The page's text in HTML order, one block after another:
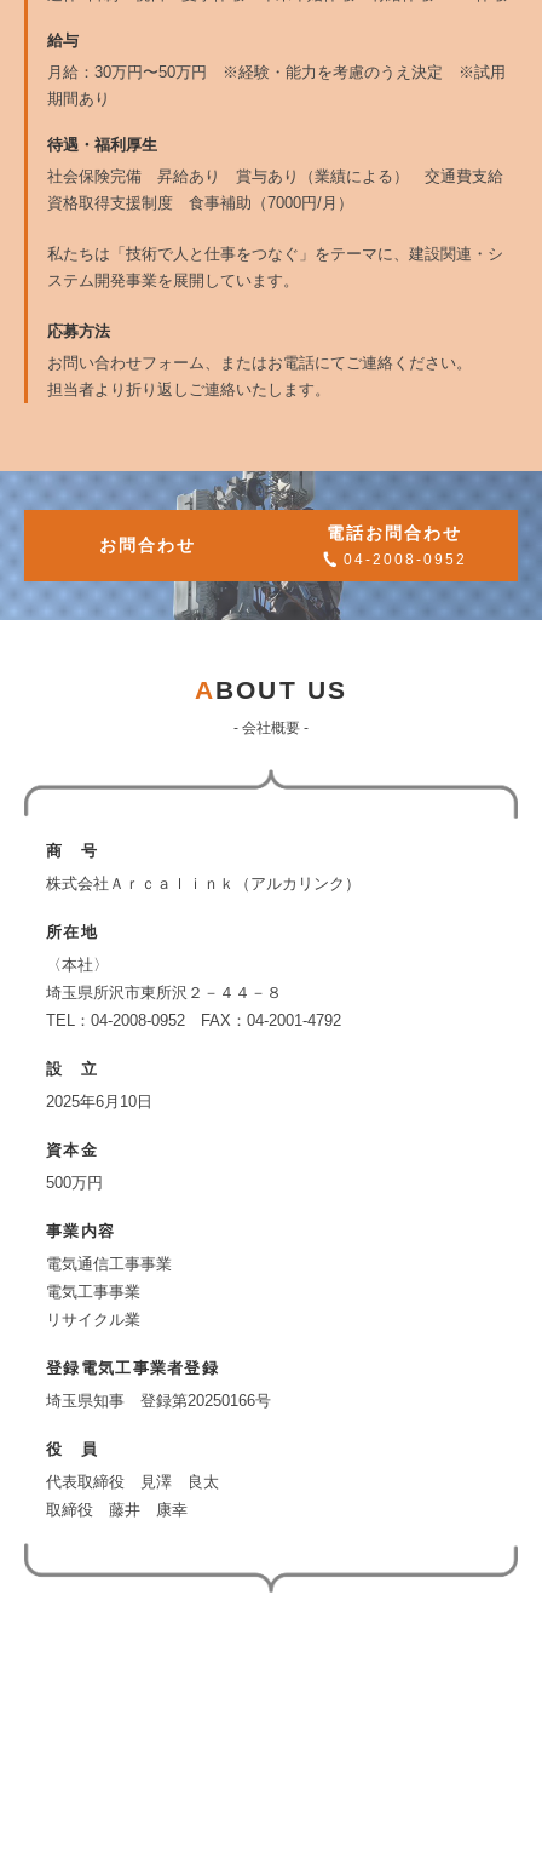
給与
月給：30万円〜50万円 ※経験・能力を考慮のうえ決定 ※試用
期間あり
待遇・福利厚生
社会保険完備 昇給あり 賞与あり（業績による） 交通費支給
資格取得支援制度 食事補助（7000円/月）
私たちは「技術で人と仕事をつなぐ」をテーマに、建設関連・シ
ステム開発事業を展開しています。
応募方法
お問い合わせフォーム、またはお電話にてご連絡ください。
担当者より折り返しご連絡いたします。
お問合わせ
電話お問合わせ
04-2008-0952
ABOUT US
- 会社概要 -
商 号
株式会社Ａｒｃａｌｉｎｋ（アルカリンク）
所在地
〈本社〉
埼玉県所沢市東所沢２－４４－８
TEL：04-2008-0952 FAX：04-2001-4792
設 立
2025年6月10日
資本金
500万円
事業内容
電気通信工事事業
電気工事事業
リサイクル業
登録電気工事業者登録
埼玉県知事 登録第20250166号
役 員
代表取締役 見澤 良太
取締役 藤井 康幸